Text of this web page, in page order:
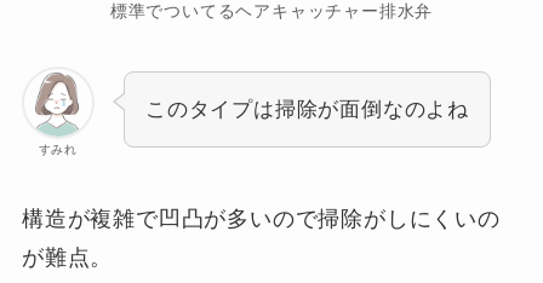
標準でついてるヘアキャッチャー排水弁
すみれ
このタイプは掃除が面倒なのよね
構造が複雑で凹凸が多いので掃除がしにくいの
が難点。